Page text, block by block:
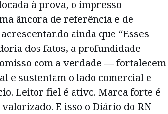
à prova, o impresso
âncora de referência e de
ainda que “Esses
dos fatos, a profundidade
com a verdade — fortalecem
e sustentam o lado comercial e
Leitor fiel é ativo. Marca forte é
E isso o Diário do RN